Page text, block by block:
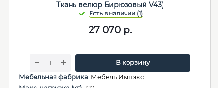
Ткань велюр Бирюзовый V43)
27 070р.
В корзину
Мебельная фабрика: Мебель Импэкс